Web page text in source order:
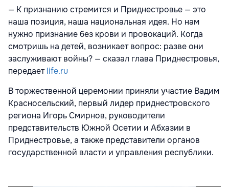
— К признанию стремится и Приднестровье — это
наша позиция, наша национальная идея. Но нам
нужно признание без крови и провокаций. Когда
смотришь на детей, возникает вопрос: разве они
заслуживают войны? — сказал глава Приднестровья,
передаетlife.ru
В торжественной церемонии приняли участие Вадим
Красносельский, первый лидер приднестровского
региона Игорь Смирнов, руководители
представительств Южной Осетии и Абхазии в
Приднестровье, а также представители органов
государственной власти и управления республики.